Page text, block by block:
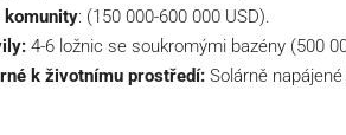
komunity: (150 000-600 000 USD).
4-6 ložnic se soukromými bazény (500
k životnímu prostředí: Solárně